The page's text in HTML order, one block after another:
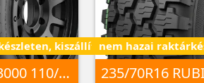
kiszállítás 3 - 7 nap alatt
235/70R16 CF3000 110/107 Q 8PR M+S/3PMSF/POR
nem hazai